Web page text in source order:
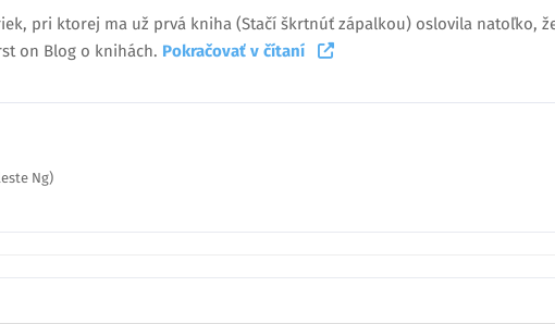
pri ktorej ma už prvá kniha (Stačí škrtnúť zápalkou) oslovila natoľko,
on Blog o knihách. Pokračovať v čítaní
Ng)